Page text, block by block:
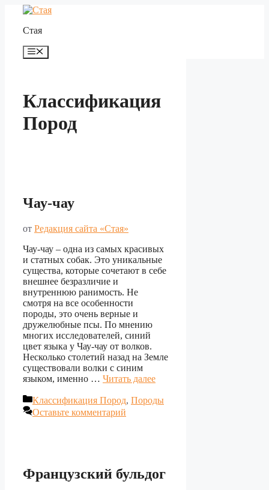
Перейти
содержимому
Стая
Меню
Классификация
Пород
Чау-чау
от Редакция сайта «Стая»
Чау-чау – одна из самых красивых
и статных собак. Это уникальные
существа, которые сочетают в себе
внешнее безразличие и
внутреннюю ранимость. Не
смотря на все особенности
породы, это очень верные и
дружелюбные псы. По мнению
многих исследователей, синий
цвет языка у Чау-чау от волков.
Несколько столетий назад на Земле
существовали волки с синим
языком, именно … Читать далее
Рубрики
Классификация Пород, Породы
Оставьте комментарий
Французский бульдог